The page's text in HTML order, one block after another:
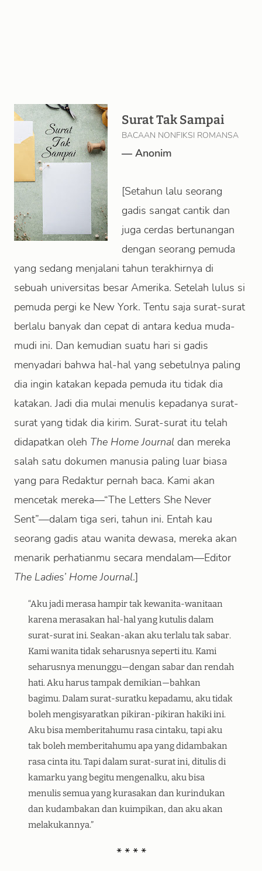
Surat Tak Sampai
BACAAN NONFIKSI ROMANSA
— Anonim
[Setahun lalu seorang
gadis sangat cantik dan
juga cerdas bertunangan
dengan seorang pemuda
yang sedang menjalani tahun terakhirnya di
sebuah universitas besar Amerika. Setelah lulus si
pemuda pergi ke New York. Tentu saja surat-surat
berlalu banyak dan cepat di antara kedua muda-
mudi ini. Dan kemudian suatu hari si gadis
menyadari bahwa hal-hal yang sebetulnya paling
dia ingin katakan kepada pemuda itu tidak dia
katakan. Jadi dia mulai menulis kepadanya surat-
surat yang tidak dia kirim. Surat-surat itu telah
didapatkan oleh The Home Journal dan mereka
salah satu dokumen manusia paling luar biasa
yang para Redaktur pernah baca. Kami akan
mencetak mereka—“The Letters She Never
Sent”—dalam tiga seri, tahun ini. Entah kau
seorang gadis atau wanita dewasa, mereka akan
menarik perhatianmu secara mendalam—Editor
The Ladies’ Home Journal.]
“Aku jadi merasa hampir tak kewanita-wanitaan
karena merasakan hal-hal yang kutulis dalam
surat-surat ini. Seakan-akan aku terlalu tak sabar.
Kami wanita tidak seharusnya seperti itu. Kami
seharusnya menunggu—dengan sabar dan rendah
hati. Aku harus tampak demikian—bahkan
bagimu. Dalam surat-suratku kepadamu, aku tidak
boleh mengisyaratkan pikiran-pikiran hakiki ini.
Aku bisa memberitahumu rasa cintaku, tapi aku
tak boleh memberitahumu apa yang didambakan
rasa cinta itu. Tapi dalam surat-surat ini, ditulis di
kamarku yang begitu mengenalku, aku bisa
menulis semua yang kurasakan dan kurindukan
dan kudambakan dan kuimpikan, dan aku akan
melakukannya.”